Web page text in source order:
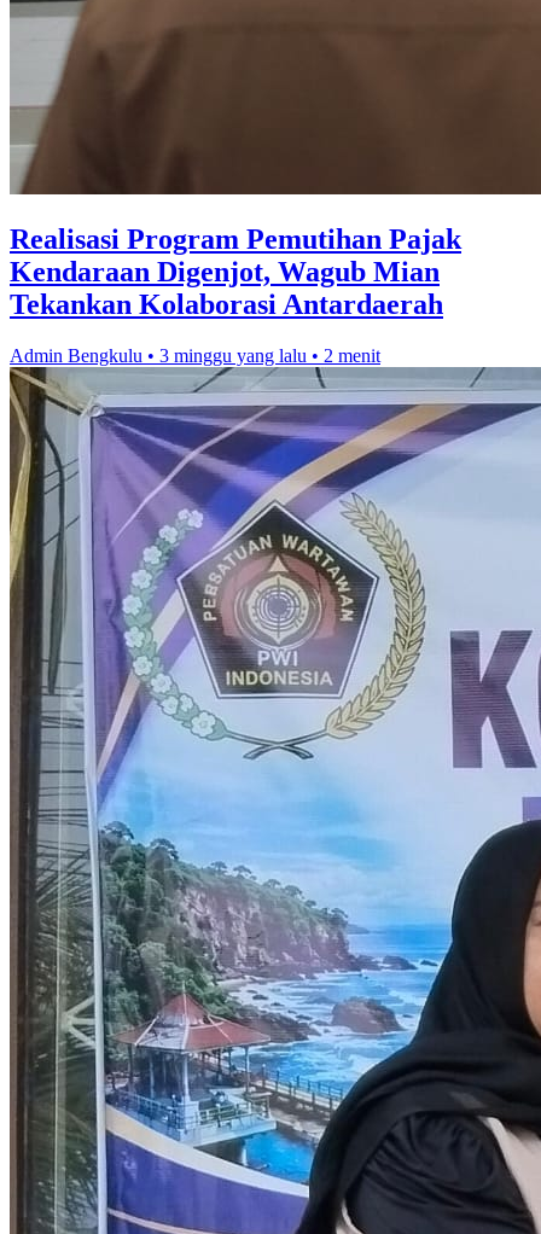
Realisasi Program Pemutihan Pajak
Kendaraan Digenjot, Wagub Mian
Tekankan Kolaborasi Antardaerah
Admin Bengkulu • 3 minggu yang lalu • 2 menit